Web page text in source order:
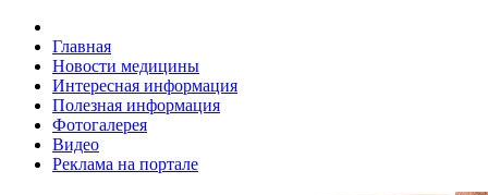
Главная
Новости медицины
Интересная информация
Полезная информация
Фотогалерея
Видео
Реклама на портале